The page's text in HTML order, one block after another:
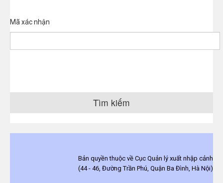
Mã xác nhận
Tìm kiếm
Bản quyền thuộc về Cục Quản lý xuất nhập cảnh
(44 - 46, Đường Trần Phú, Quận Ba Đình, Hà Nội)